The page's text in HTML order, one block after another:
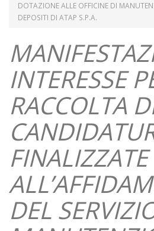
DOTAZIONE ALLE OFFICINE DI
DEPOSITI DI ATAP S.P.A.
INTERESSE
RACCOLTA
FINALIZZATE
DEL